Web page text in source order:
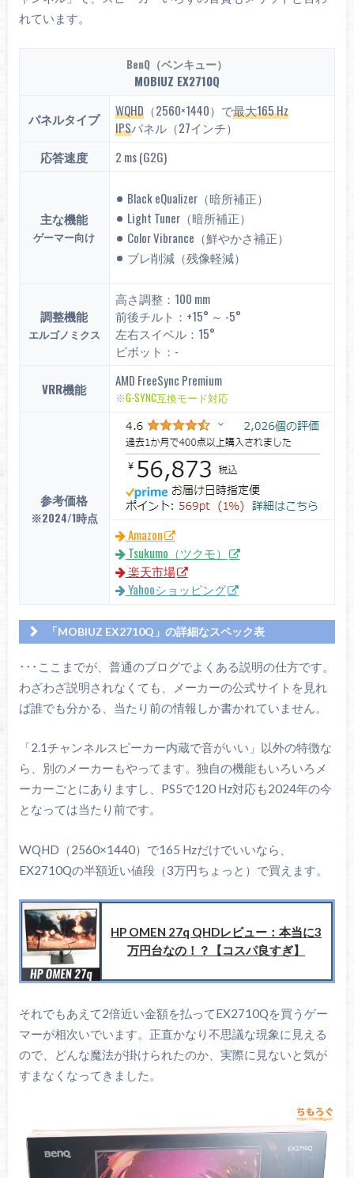
れています。
BenQ（ベンキュー）
MOBIUZ EX2710Q
パネルタイプ WQHD（2560×1440）で最大165 Hz
IPSパネル（27インチ）
応答速度
2 ms (G2G)
主な機能
ゲーマー向け
Black eQualizer（暗所補正）
Light Tuner（暗所補正）
Color Vibrance（鮮やかさ補正）
ブレ削減（残像軽減）
調整機能
エルゴノミクス
高さ調整：100 mm
前後チルト：+15° ～ -5°
左右スイベル：15°
ピボット：-
VRR機能 AMD FreeSync Premium
※G-SYNC互換モード対応
参考価格
※2024/1時点
Amazon
Tsukumo（ツクモ）
楽天市場
Yahooショッピング
「MOBIUZ EX2710Q」の詳細なスペック表
BenQ（ベンキュー）
MOBIUZ EX2710Q
画面サイズ
27インチ
パネル
IPS
コントラスト比
1000 : 1
ト
DP 1.4 : ～165 Hz
光沢
VESAマウント
100 x 100 mm
エルゴノミクス
高さ調整：100 mm
左右スイベル：15°
ピボット：-
Color Vibrance（鮮やかさ補正）
ブレ削減（残像軽減）
･･･ここまでが、普通のブログでよくある説明の仕方です。
わざわざ説明されなくても、メーカーの公式サイトを見れ
ば誰でも分かる、当たり前の情報しか書かれていません。
「2.1チャンネルスピーカー内蔵で音がいい」以外の特徴な
ら、別のメーカーもやってます。独自の機能もいろいろメ
ーカーごとにありますし、PS5で120 Hz対応も2024年の今
となっては当たり前です。
WQHD（2560×1440）で165 Hzだけでいいなら、
EX2710Qの半額近い値段（3万円ちょっと）で買えます。
HP OMEN 27q QHDレビュー：本当に3
万円台なの！？【コスパ良すぎ】
それでもあえて2倍近い金額を払ってEX2710Qを買うゲー
マーが相次いでいます。正直かなり不思議な現象に見える
ので、どんな魔法が掛けられたのか、実際に見ないと気が
すまなくなってきました。